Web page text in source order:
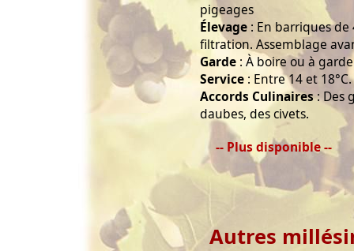
pigeages
Élevage : En barriques de
filtration. Assemblage
Garde : À boire ou à
Service : Entre 14 et 18°C.
Accords Culinaires: Des
daubes, des civets.
-- Plus disponible --
Autres